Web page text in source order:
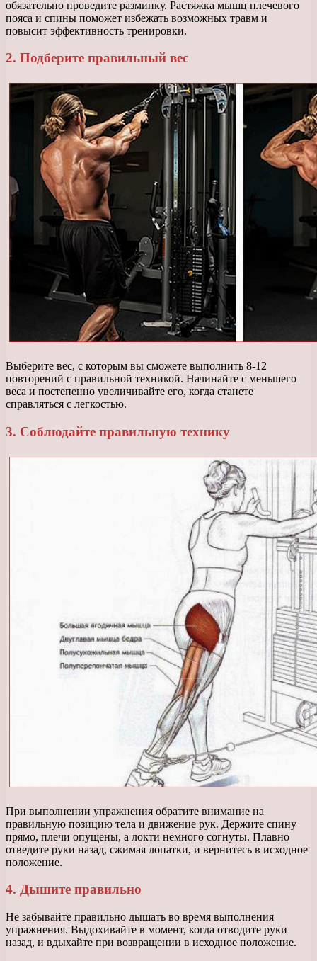
обязательно проведите разминку. Растяжка мышц плечевого
пояса и спины поможет избежать возможных травм и
повысит эффективность тренировки.
2. Подберите правильный вес
Выберите вес, с которым вы сможете выполнить 8-12
повторений с правильной техникой. Начинайте с меньшего
веса и постепенно увеличивайте его, когда станете
справляться с легкостью.
3. Соблюдайте правильную технику
При выполнении упражнения обратите внимание на
правильную позицию тела и движение рук. Держите спину
прямо, плечи опущены, а локти немного согнуты. Плавно
отведите руки назад, сжимая лопатки, и вернитесь в исходное
положение.
4. Дышите правильно
Не забывайте правильно дышать во время выполнения
упражнения. Выдохивайте в момент, когда отводите руки
назад, и вдыхайте при возвращении в исходное положение.